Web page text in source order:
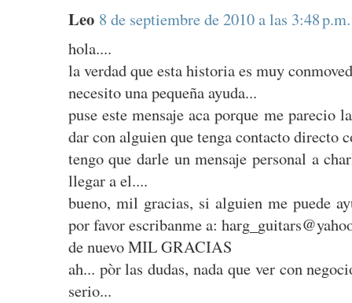
Leo 8 de septiembre de 2010 a las 3:48 p.m.
hola....
la verdad que esta historia es muy
necesito una pequeña ayuda...
puse este mensaje aca porque me parecio
dar con alguien que tenga contacto directo
tengo que darle un mensaje personal a
llegar a el....
bueno, mil gracias, si alguien me puede
por favor escribanme a:
de nuevo MIL GRACIAS
ah... pòr las dudas, nada que ver con
serio...